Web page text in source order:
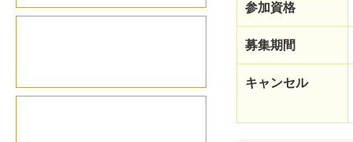
参加資格
募集期間
キャンセル